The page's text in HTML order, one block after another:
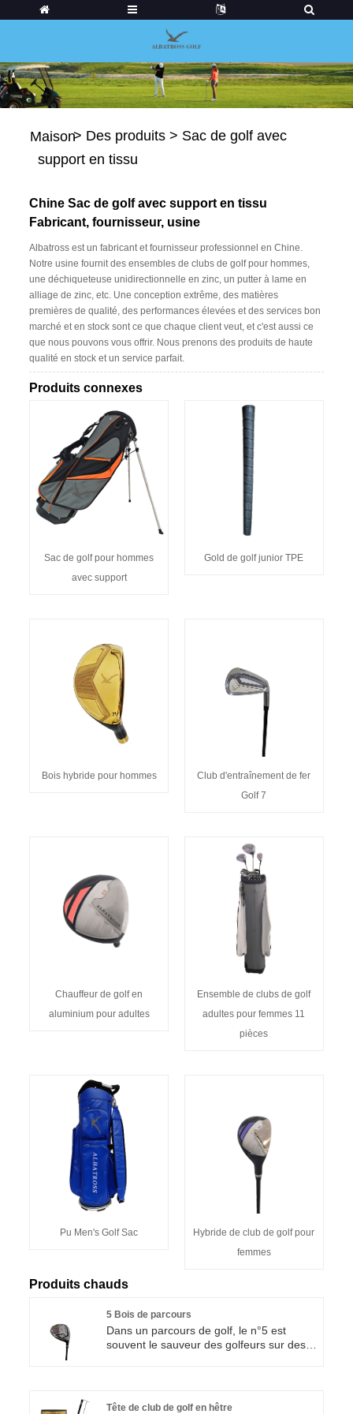
Maison> Des produits > Sac de golf avec
support en tissu
Chine Sac de golf avec support en tissu
Fabricant, fournisseur, usine
Albatross est un fabricant et fournisseur professionnel en Chine.
Notre usine fournit des ensembles de clubs de golf pour hommes,
une déchiqueteuse unidirectionnelle en zinc, un putter à lame en
alliage de zinc, etc. Une conception extrême, des matières
premières de qualité, des performances élevées et des services bon
marché et en stock sont ce que chaque client veut, et c'est aussi ce
que nous pouvons vous offrir. Nous prenons des produits de haute
qualité en stock et un service parfait.
Produits connexes
Sac de golf pour hommes
avec support
Gold de golf junior TPE
Bois hybride pour hommes
Club d'entraînement de fer
Golf 7
Chauffeur de golf en
aluminium pour adultes
Ensemble de clubs de golf
adultes pour femmes 11
pièces
Pu Men's Golf Sac
Hybride de club de golf pour
femmes
Produits chauds
5 Bois de parcours
Dans un parcours de golf, le n°5 est
souvent le sauveur des golfeurs sur des
permettre aux joueurs de jouer avec la
Tête de club de golf en hêtre